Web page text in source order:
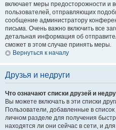
включает меры предосторожности и
пользователей, отправляющих
сообщение администратору
письма. Очень важно включить все
детальная информация об
сможет в этом случае принять меры.
Вернуться к началу
Друзья и недруги
Что означают списки друзей и
Вы можете включать в эти списки
Пользователи, добавленные в
личном разделе для получения
находятся ли они сейчас в сети, и